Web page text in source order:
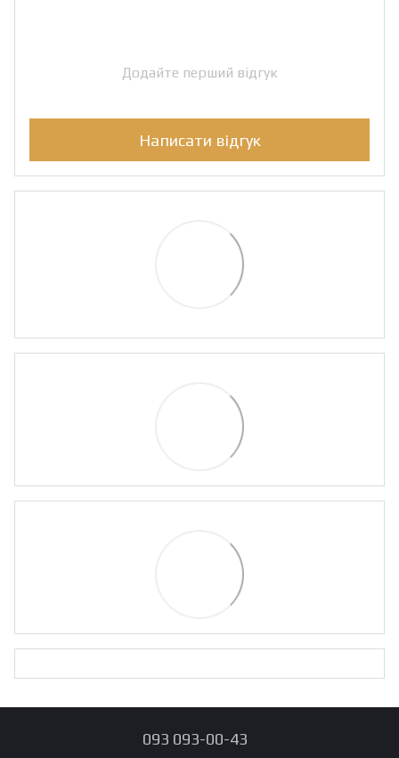
Додайте перший відгук
Написати відгук
093 093-00-43